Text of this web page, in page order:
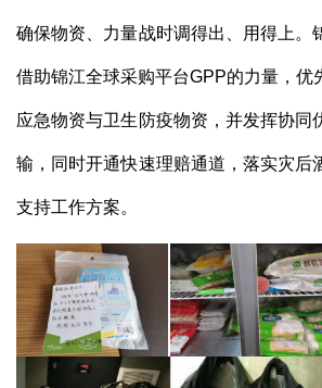
确保物资、力量战时调得出、用得上。
借助锦江全球采购平台GPP的力量，优
应急物资与卫生防疫物资，并发挥协同
输，同时开通快速理赔通道，落实灾后
支持工作方案。